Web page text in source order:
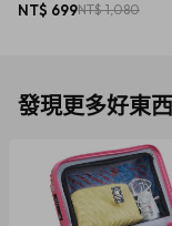
尺寸：長 35.7 x 寬
封使用情況下，於
恕不接受退貨。
重量：510g
內容物：28格迷
NT$ 699NT$ 1,080
發現更多好東西